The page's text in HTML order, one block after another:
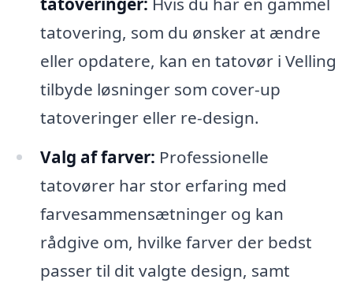
tatovering, som du ønsker at ændre
eller opdatere, kan en tatovør i Velling
tilbyde løsninger som cover-up
tatoveringer eller re-design.
Valg af farver: Professionelle
tatovører har stor erfaring med
farvesammensætninger og kan
rådgive om, hvilke farver der bedst
passer til dit valgte design, samt